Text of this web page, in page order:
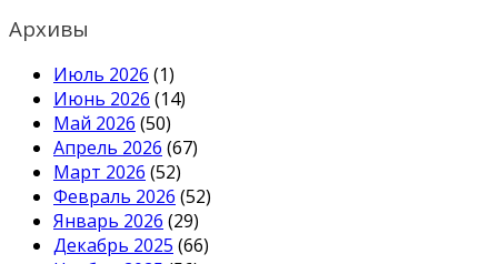
Архивы
Июль 2026 (1)
Июнь 2026 (14)
Май 2026 (50)
Апрель 2026 (67)
Март 2026 (52)
Февраль 2026 (52)
Январь 2026 (29)
Декабрь 2025 (66)